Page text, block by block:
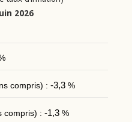
2026
compris) : -3,3%
compris) : -1,3%